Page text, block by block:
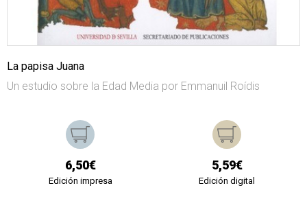
La papisa Juana
Un estudio sobre la Edad Media por Emmanuil Roídis
6,50€
Edición impresa
5,59€
Edición digital